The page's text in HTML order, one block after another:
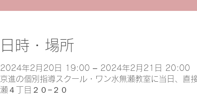
日時・場所
2024年2月20日 19:00 – 2024年2月21日 20:00
京進の個別指導スクール・ワン水無瀬教室に当日、
瀬４丁目２０−２０